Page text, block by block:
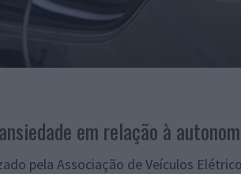
em relação à
pela Associação de Veículos